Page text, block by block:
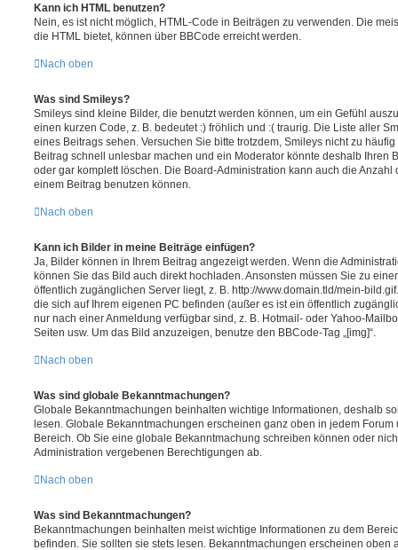
Kann ich HTML benutzen?
Nein, es ist nicht möglich, HTML-Code in Beiträgen zu verwenden. Die
die HTML bietet, können über BBCode erreicht werden.
Nach oben
Was sind Smileys?
Smileys sind kleine Bilder, die benutzt werden können, um ein Gefühl
einen kurzen Code, z. B. bedeutet :) fröhlich und :( traurig. Die Liste aller
eines Beitrags sehen. Versuchen Sie bitte trotzdem, Smileys nicht zu
Beitrag schnell unlesbar machen und ein Moderator könnte deshalb Ihren
oder gar komplett löschen. Die Board-Administration kann auch die
einem Beitrag benutzen können.
Nach oben
Kann ich Bilder in meine Beiträge einfügen?
Ja, Bilder können in Ihrem Beitrag angezeigt werden. Wenn die
können Sie das Bild auch direkt hochladen. Ansonsten müssen Sie zu
öffentlich zugänglichen Server liegt, z. B. http://www.domain.tld/mein-
die sich auf Ihrem eigenen PC befinden (außer es ist ein öffentlich
nur nach einer Anmeldung verfügbar sind, z. B. Hotmail- oder Yahoo-
Seiten usw. Um das Bild anzuzeigen, benutze den BBCode-Tag „[img]“.
Nach oben
Was sind globale Bekanntmachungen?
Globale Bekanntmachungen beinhalten wichtige Informationen, deshalb
lesen. Globale Bekanntmachungen erscheinen ganz oben in jedem
Bereich. Ob Sie eine globale Bekanntmachung schreiben können oder
Administration vergebenen Berechtigungen ab.
Nach oben
Was sind Bekanntmachungen?
Bekanntmachungen beinhalten meist wichtige Informationen zu dem
befinden. Sie sollten sie stets lesen. Bekanntmachungen erscheinen oben